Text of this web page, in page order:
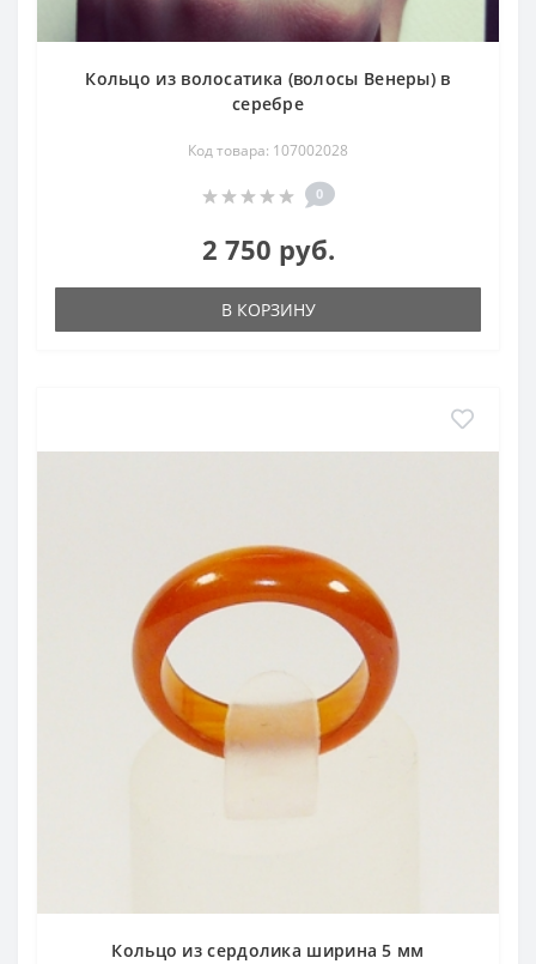
Кольцо из волосатика (волосы Венеры) в
серебре
Код товара: 107002028
0
2 750 руб.
В КОРЗИНУ
Кольцо из сердолика ширина 5 мм